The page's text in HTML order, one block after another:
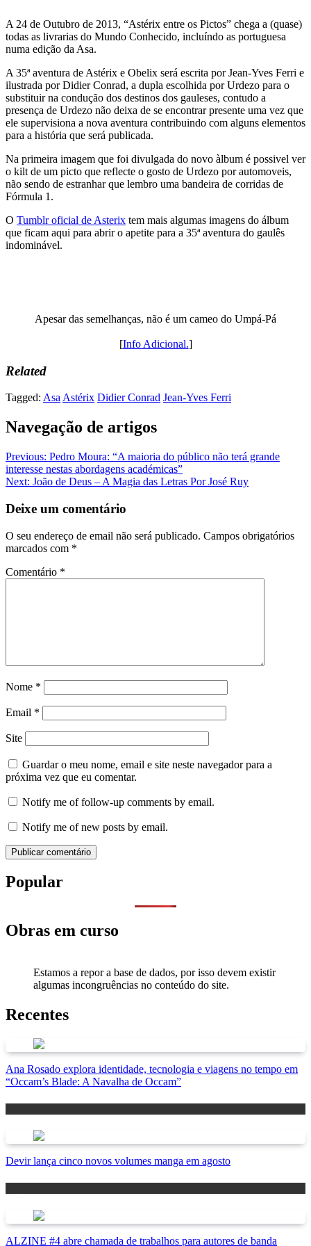
A 24 de Outubro de 2013, “Astérix entre os Pictos” chega a (quase)
todas as livrarias do Mundo Conhecido, incluíndo as portuguesa
numa edição da Asa.
A 35ª aventura de Astérix e Obelix será escrita por Jean-Yves Ferri e
ilustrada por Didier Conrad, a dupla escolhida por Urdezo para o
substituir na condução dos destinos dos gauleses, contudo a
presença de Urdezo não deixa de se encontrar presente uma vez que
ele supervisiona a nova aventura contribuindo com alguns elementos
para a história que será publicada.
Na primeira imagem que foi divulgada do novo àlbum é possivel ver
o kilt de um picto que reflecte o gosto de Urdezo por automoveis,
não sendo de estranhar que lembro uma bandeira de corridas de
Fórmula 1.
O Tumblr oficial de Asterix tem mais algumas imagens do álbum
que ficam aqui para abrir o apetite para a 35ª aventura do gaulês
indominável.
Apesar das semelhanças, não é um cameo do Umpá-Pá
[Info Adicional.]
Related
Tagged: Asa Astérix Didier Conrad Jean-Yves Ferri
Navegação de artigos
Previous: Pedro Moura: “A maioria do público não terá grande
interesse nestas abordagens académicas”
Next: João de Deus – A Magia das Letras Por José Ruy
Deixe um comentário
O seu endereço de email não será publicado. Campos obrigatórios
marcados com *
Comentário *
Nome *
Email *
Site
Guardar o meu nome, email e site neste navegador para a
próxima vez que eu comentar.
Notify me of follow-up comments by email.
Notify me of new posts by email.
Popular
Obras em curso
Estamos a repor a base de dados, por isso devem existir
algumas incongruências no conteúdo do site.
Recentes
Ana Rosado explora identidade, tecnologia e viagens no tempo em
“Occam’s Blade: A Navalha de Occam”
Devir lança cinco novos volumes manga em agosto
ALZINE #4 abre chamada de trabalhos para autores de banda